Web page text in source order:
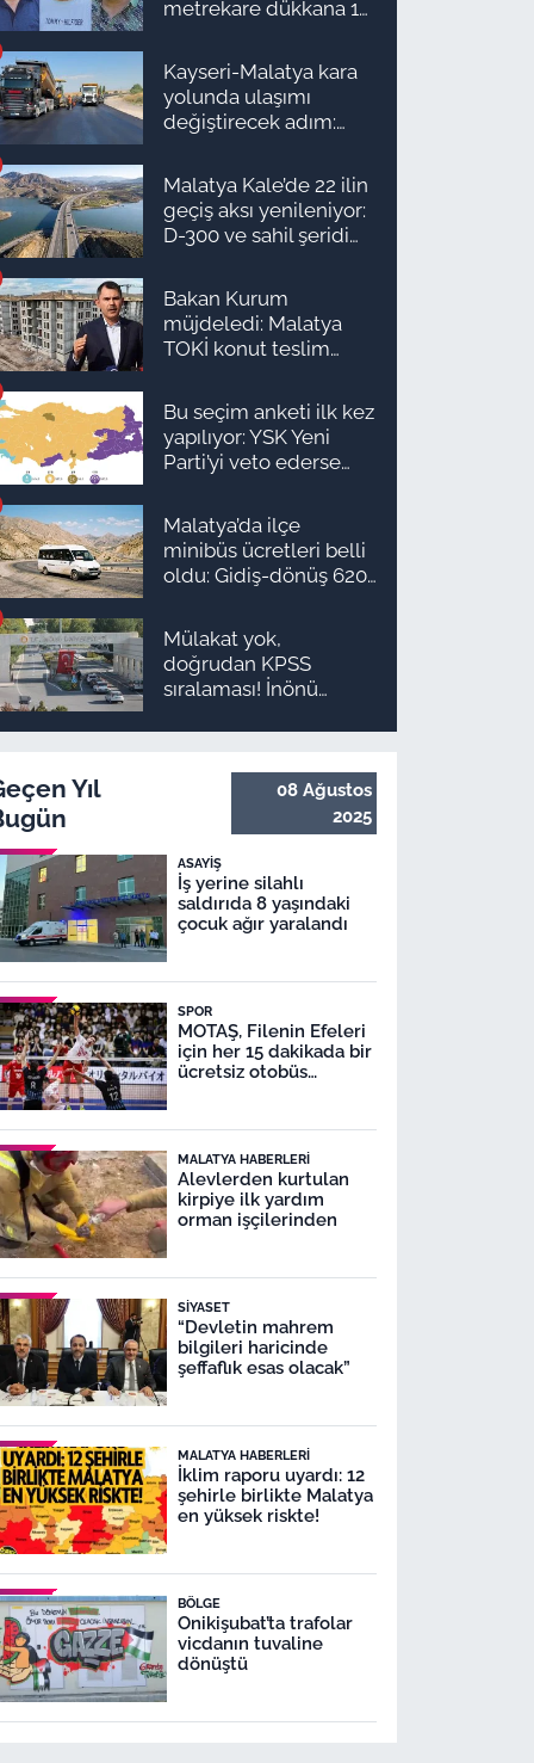
metrekare dükkana 1
Kayseri-Malatya kara
yolunda ulaşımı
değiştirecek adım:
Malatya Kale’de 22 ilin
geçiş aksı yenileniyor:
D-300 ve sahil şeridi
Bakan Kurum
müjdeledi: Malatya
TOKİ konut teslim
ilçe ilçe teslimat
takvimi ve ödeme
planı
Bu seçim anketi ilk kez
yapılıyor: YSK Yeni
Parti’yi veto ederse
olur?
Malatya’da ilçe
minibüs ücretleri belli
oldu: Gidiş-dönüş 620
Mülakat yok,
doğrudan KPSS
sıralaması! İnönü
personel alım ilanı
Yıl
08 Ağustos
2025
ASAYIŞ
İş yerine silahlı
saldırıda 8 yaşındaki
çocuk ağır yaralandı
SPOR
MOTAŞ, Filenin Efeleri
için her 15 dakikada bir
ücretsiz otobüs
MALATYA HABERLERI
Alevlerden kurtulan
kirpiye ilk yardım
orman işçilerinden
SIYASET
“Devletin mahrem
bilgileri haricinde
şeffaflık esas olacak”
MALATYA HABERLERI
İklim raporu uyardı: 12
şehirle birlikte Malatya
en yüksek riskte!
BÖLGE
Onikişubat’ta trafolar
vicdanın tuvaline
dönüştü